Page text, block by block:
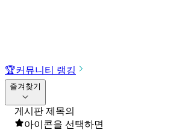
🏆커뮤니티 랭킹
즐겨찾기
게시판 제목의
아이콘을 선택하면